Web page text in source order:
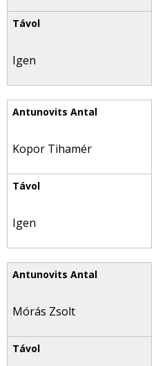
Igen
Kopor Tihamér
Igen
Mórás Zsolt